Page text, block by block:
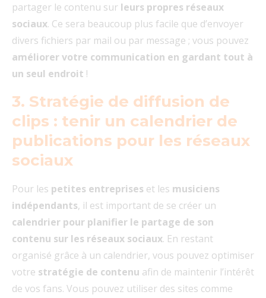
partager le contenu sur leurs propres réseaux
sociaux. Ce sera beaucoup plus facile que d’envoyer
divers fichiers par mail ou par message ; vous pouvez
améliorer votre communication en gardant tout à
un seul endroit !
3. Stratégie de diffusion de
clips : tenir un calendrier de
publications pour les réseaux
sociaux
Pour les petites entreprises et les musiciens
indépendants, il est important de se créer un
calendrier pour planifier le partage de son
contenu sur les réseaux sociaux. En restant
organisé grâce à un calendrier, vous pouvez optimiser
votre stratégie de contenu afin de maintenir l’intérêt
de vos fans. Vous pouvez utiliser des sites comme